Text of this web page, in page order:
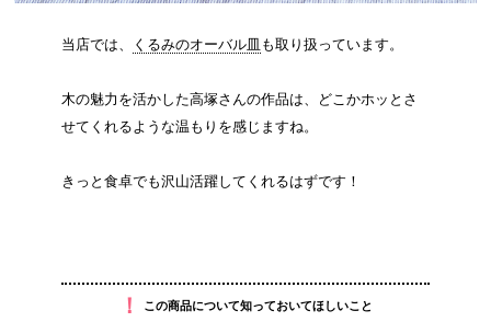
当店では、 くるみのオーバル皿 も取り扱っています。
木の魅力を活かした高塚さんの作品は、どこかホッとさ
せてくれるような温もりを感じますね。
きっと食卓でも沢山活躍してくれるはずです！
！ この商品について知っておいてほしいこと